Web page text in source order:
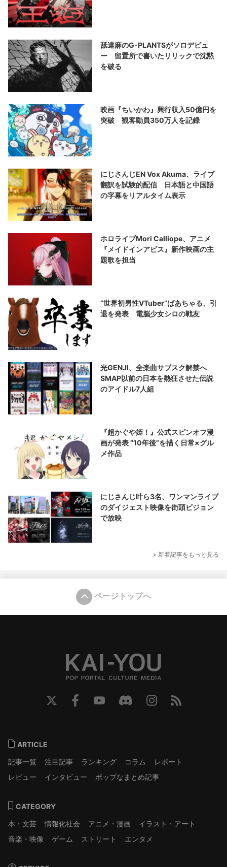
舐達麻のG-PLANTSがソロデビュ
ー 留置所で書いたリリックで沈黙
を破る
映画『ちいかわ』興行収入50億円を
突破 観客動員350万人を記録
にじさんじEN Vox Akuma、ライブ
翻訳を試験的配信 日本語と中国語
の字幕をリアルタイム表示
ホロライブMori Calliope、アニメ
『メイドインアビス』新作映画の主
題歌を担当
“世界初男性VTuber”ばあちゃる、引
退を発表 電脳少女シロの戦友
光GENJI、全楽曲サブスク解禁へ
SMAP以前の日本を熱狂させた伝説
のアイドル7人組
『超かぐや姫！』公式スピンオフ漫
画が発表 “10年後”を描く日常×グル
メ作品
にじさんじ叶ら3名、ワンマンライブ
のダイジェスト映像を街頭ビジョン
で放映
> 新着記事をもっと見る
ページトップへ
ARTICLE
記事一覧
注目記事 ランキング コラム
レポート
レビュー
インタビュー ポップなまとめ記事
CATEGORY
本・文芸
情報化社会 アニメ・漫画
イラスト・アート
音楽・映像
ゲーム ストリート エンタメ